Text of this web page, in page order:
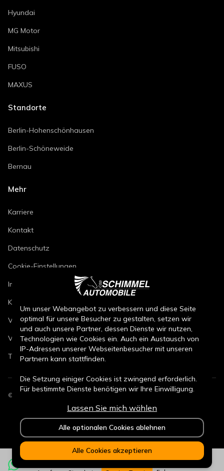
Hyundai
MG Motor
Mitsubishi
FUSO
MAXUS
Standorte
Berlin-Hohenschönhausen
Berlin-Schöneweide
Bernau
Mehr
Karriere
Kontakt
Datenschutz
Cookie-Einstellungen
Impressum
Kfz-Reparaturbedingungen
Verkaufsbedingungen Neuwagen
Verkaufsbedingungen Gebrauchtwagen
Teileverkaufsbedingungen
© CSB Schimmel Automobile GmbH. Alle Rechte vorbehalten.
Um unser Webangebot zu verbessern und diese Seite
optimal für unsere Besucher zu gestalten, setzen wir
und auch unsere Partner, dessen Dienste wir nutzen,
Technologien wie Cookies ein. Auch ein Austausch von
IP-Adressen unserer Webseitenbesucher mit unseren
Partnern kann stattfinden.
Die Setzung einiger Cookies ist zwingend erforderlich.
Für bestimmte Dienste benötigen wir Ihre Einwilligung.
Durch den Klick auf „Alle Cookies akzeptieren“, willigen
Sie (jederzeit für die Zukunft widerruflich) in alle
Datenverarbeitungen (Setzung von Cookies und
Übermittlung der IP-Adresse an Partner) ein.
Durch den Klick „ Alle optionalen Cookies ablehnen“
werden alle nicht zwingend notwendigen Cookies nicht
Lassen Sie mich wählen
Alle optionalen Cookies ablehnen
Alle Cookies akzeptieren